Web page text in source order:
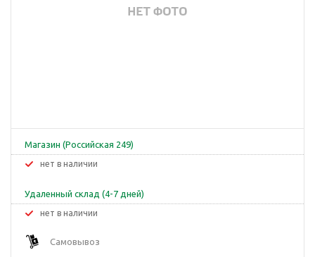
Магазин (Российская 249)
Нет в наличии
Удаленный склад (4-7 дней)
Нет в наличии
Самовывоз